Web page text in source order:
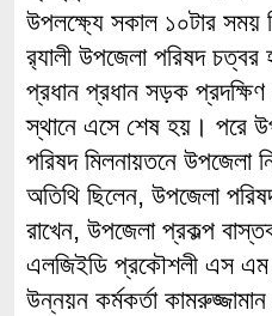
উপলক্ষ্যে সকাল ১০টার সময়
র‌্যালী উপজেলা পরিষদ চত্বর
প্রধান প্রধান সড়ক
স্থানে এসে শেষ হয়। পরে
পরিষদ মিলনায়তনে উপজেলা
অতিথি ছিলেন, উপজেলা
রাখেন, উপজেলা প্রকল্প
এলজিইডি প্রকৌশলী এস এম
উন্নয়ন কর্মকর্তা